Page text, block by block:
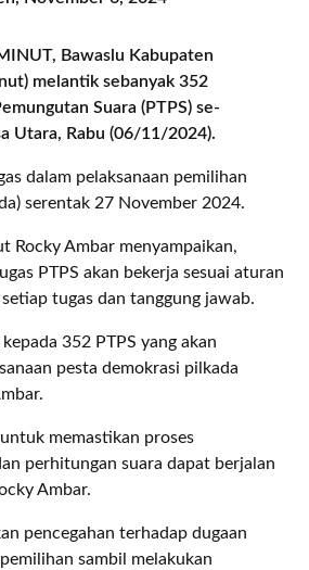
Bawaslu Kabupaten
melantik sebanyak 352
Suara (PTPS) se-
Utara, Rabu (06/11/2024).
dalam pelaksanaan pemilihan
serentak 27 November 2024.
Rocky Ambar menyampaikan,
PTPS akan bekerja sesuai aturan
tugas dan tanggung jawab.
352 PTPS yang akan
pesta demokrasi pilkada
untuk memastikan proses
perhitungan suara dapat berjalan
Ambar.
pencegahan terhadap dugaan
sambil melakukan